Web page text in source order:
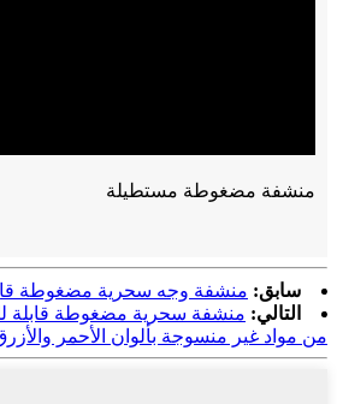
منشفة مضغوطة مستطيلة
سابق: منشفة وجه سحرية مضغوطة
التالي: منشفة سحرية مضغوطة قابلة
من مواد غير منسوجة بألوان الأحمر